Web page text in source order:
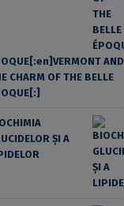
AND
CHARM OF THE BELLE
ȘI A